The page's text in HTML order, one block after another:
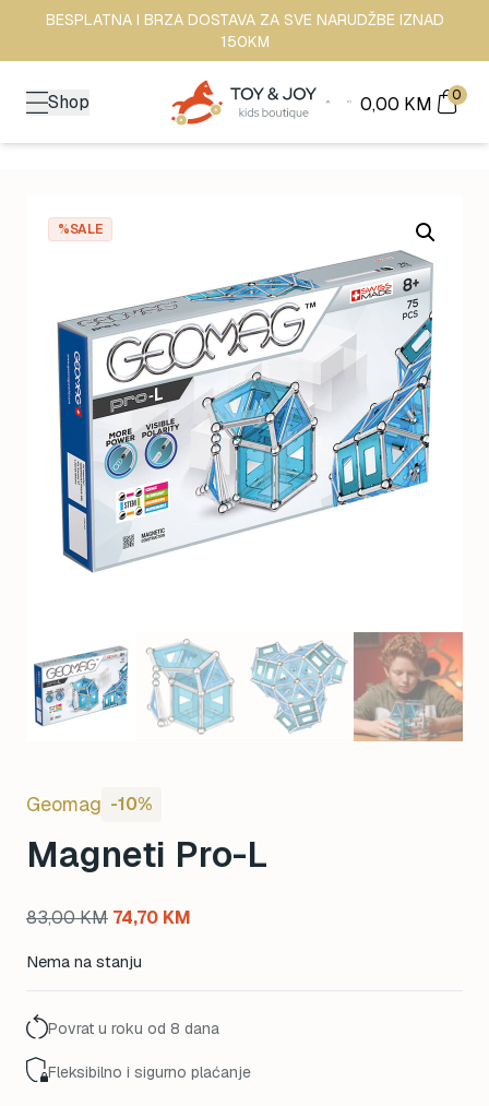
BESPLATNA I BRZA DOSTAVA ZA SVE NARUDŽBE IZNAD
150KM
Shop 0,00 KM 0
%SALE
Geomag -10%
Magneti Pro-L
83,00KM Original
74,70 KM
Nema na stanju
Povrat u roku od 8 dana
Fleksibilno i sigurno plaćanje